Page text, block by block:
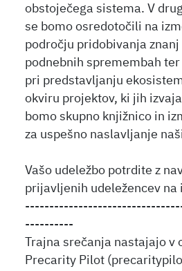
obstoječega sistema. V
se bomo osredotočili na
področju pridobivanja znanj
podnebnih spremembah
pri predstavljanju
okviru projektov, ki jih
bomo skupno knjižnico in
za uspešno naslavljanje
Vašo udeležbo potrdite z
prijavljenih udeležencev na
----------
Trajna srečanja nastajajo v
Precarity Pilot